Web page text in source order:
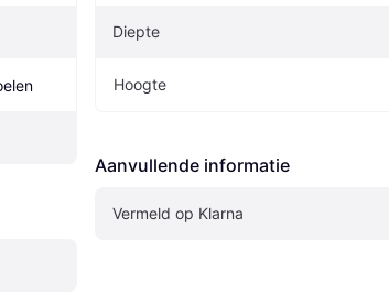
Diepte
Hoogte
Aanvullende informatie
Vermeld op Klarna